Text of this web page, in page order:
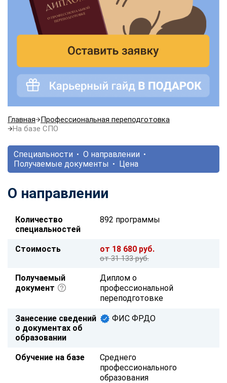
Главная
Профессиональная переподготовка
На базе СПО
Специальности
О направлении
Получаемые документы
Цена
О направлении
Количество
специальностей
892 программы
Стоимость от 18 680 руб.
от 31 133 руб.
Получаемый
документ
Диплом о
профессиональной
переподготовке
Занесение сведений
о документах об
образовании
ФИС ФРДО
Обучение на базе
Среднего
профессионального
образования